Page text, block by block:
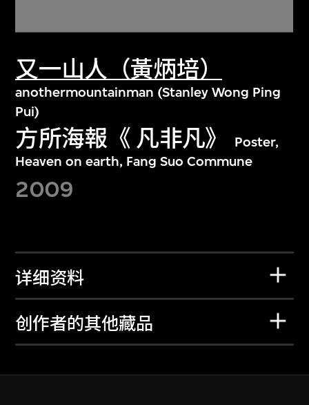
又一山人（黃炳培）
anothermountainman (Stanley Wong Ping
Pui)
方所海報《 凡非凡》
Poster,
Heaven on earth, Fang Suo Commune
2009
详细资料
创作者的其他藏品
关于M+藏品
探索世界顶级的二十及二十一世纪视觉
文化藏品。